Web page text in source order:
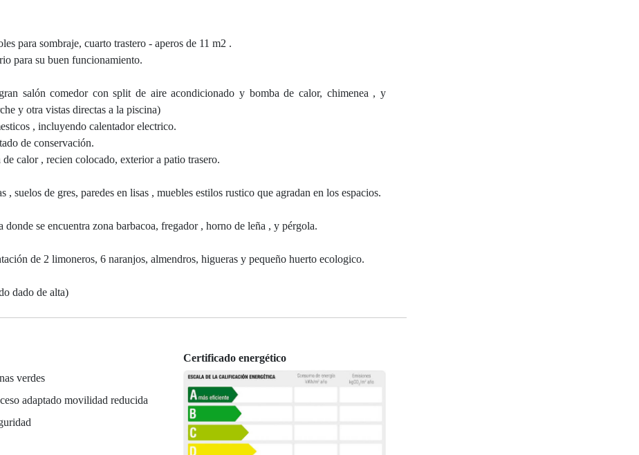
para sombraje, cuarto trastero - aperos de 11 m2 .
para su buen funcionamiento.
salón comedor con split de aire acondicionado y bomba de calor, chimenea , y
y otra vistas directas a la piscina)
, incluyendo calentador electrico.
de conservación.
calor , recien colocado, exterior a patio trasero.
suelos de gres, paredes en lisas , muebles estilos rustico que agradan en los espacios.
se encuentra zona barbacoa, fregador , horno de leña , y pérgola.
de 2 limoneros, 6 naranjos, almendros, higueras y pequeño huerto ecologico.
dado de alta)
verdes
adaptado movilidad reducida
Certificado energético